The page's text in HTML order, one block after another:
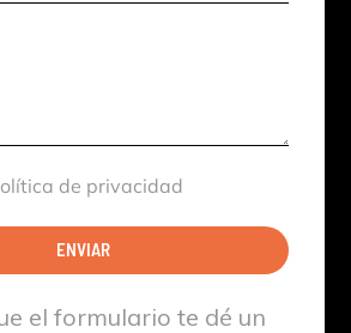
de privacidad
ENVIAR
el formulario te dé un